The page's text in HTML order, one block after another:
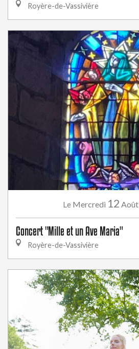
Royère-de-Vassivière
Le Mercredi 12 Août
Concert "Mille et un Ave Maria"
Royère-de-Vassivière